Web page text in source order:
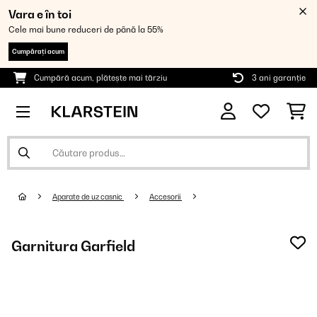
Vara e în toi
Cele mai bune reduceri de până la 55%
Cumpărați acum
Cumpără acum, plătește mai târziu 3 ani garanție
Aparate de uz casnic Accesorii
Garnitura Garfield